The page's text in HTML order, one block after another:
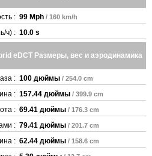
: 99 Mph / 160 km/h
ч) : 10.0 s
eDCT Размеры, вес и аэродинамика
: 100 дюймы / 254.0 cm
: 157.44 дюймы / 399.9 cm
: 69.41 дюймы / 176.3 cm
: 79.41 дюймы / 201.7 cm
: 62.44 дюймы / 158.6 cm